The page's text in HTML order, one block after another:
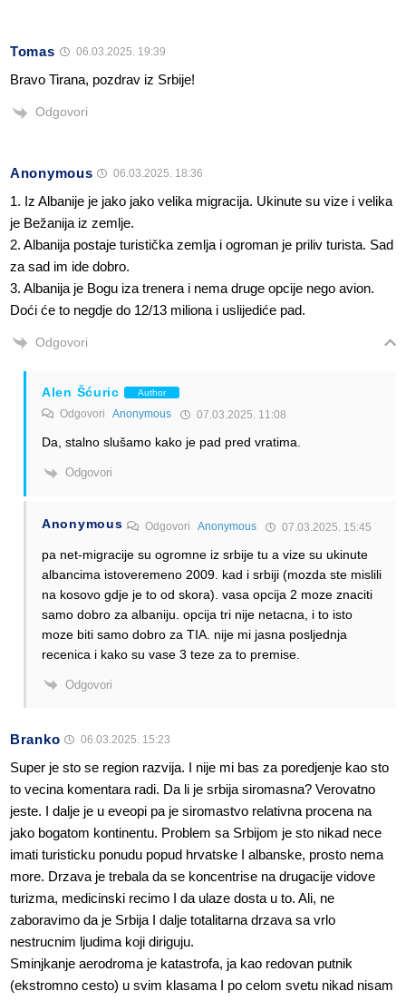
Tomas 06.03.2025. 19:39
Bravo Tirana, pozdrav iz Srbije!
Odgovori
Anonymous 06.03.2025. 18:36
1. Iz Albanije je jako jako velika migracija. Ukinute su vize i velika
je Bežanija iz zemlje.
2. Albanija postaje turistička zemlja i ogroman je priliv turista. Sad
za sad im ide dobro.
3. Albanija je Bogu iza trenera i nema druge opcije nego avion.
Doći će to negdje do 12/13 miliona i uslijediće pad.
Odgovori
Alen Šćuric Author
Odgovori Anonymous 07.03.2025. 11:08
Da, stalno slušamo kako je pad pred vratima.
Odgovori
Anonymous OdgovoriAnonymous 07.03.2025. 15:45
pa net-migracije su ogromne iz srbije tu a vize su ukinute
albancima istoveremeno 2009. kad i srbiji (mozda ste mislili
na kosovo gdje je to od skora). vasa opcija 2 moze znaciti
samo dobro za albaniju. opcija tri nije netacna, i to isto
moze biti samo dobro za TIA. nije mi jasna posljednja
recenica i kako su vase 3 teze za to premise.
Odgovori
Branko 06.03.2025. 15:23
Super je sto se region razvija. I nije mi bas za poredjenje kao sto
to vecina komentara radi. Da li je srbija siromasna? Verovatno
jeste. I dalje je u eveopi pa je siromastvo relativna procena na
jako bogatom kontinentu. Problem sa Srbijom je sto nikad nece
imati turisticku ponudu popud hrvatske I albanske, prosto nema
more. Drzava je trebala da se koncentrise na drugacije vidove
turizma, medicinski recimo I da ulaze dosta u to. Ali, ne
zaboravimo da je Srbija I dalje totalitarna drzava sa vrlo
nestrucnim ljudima koji diriguju.
Sminjkanje aerodroma je katastrofa, ja kao redovan putnik
(ekstromno cesto) u svim klasama I po celom svetu nikad nisam